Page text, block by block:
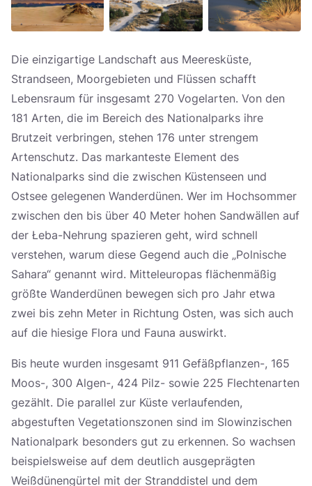
Die einzigartige Landschaft aus Meeresküste,
Strandseen, Moorgebieten und Flüssen schafft
Lebensraum für insgesamt 270 Vogelarten. Von den
181 Arten, die im Bereich des Nationalparks ihre
Brutzeit verbringen, stehen 176 unter strengem
Artenschutz. Das markanteste Element des
Nationalparks sind die zwischen Küstenseen und
Ostsee gelegenen Wanderdünen. Wer im Hochsommer
zwischen den bis über 40 Meter hohen Sandwällen auf
der Łeba-Nehrung spazieren geht, wird schnell
verstehen, warum diese Gegend auch die „Polnische
Sahara“ genannt wird. Mitteleuropas flächenmäßig
größte Wanderdünen bewegen sich pro Jahr etwa
zwei bis zehn Meter in Richtung Osten, was sich auch
auf die hiesige Flora und Fauna auswirkt.
Bis heute wurden insgesamt 911 Gefäßpflanzen-, 165
Moos-, 300 Algen-, 424 Pilz- sowie 225 Flechtenarten
gezählt. Die parallel zur Küste verlaufenden,
abgestuften Vegetationszonen sind im Slowinzischen
Nationalpark besonders gut zu erkennen. So wachsen
beispielsweise auf dem deutlich ausgeprägten
Weißdünengürtel mit der Stranddistel und dem